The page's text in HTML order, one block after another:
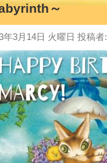
～
年3月14日 火曜日 投稿者: